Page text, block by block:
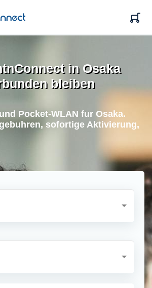
in Osaka
bleiben
Pocket-WLAN fur Osaka.
sofortige Aktivierung,